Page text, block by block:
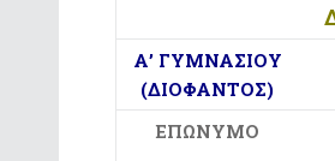
Α’ ΓΥΜΝΑΣΙΟΥ
(ΔΙΟΦΑΝΤΟΣ)
ΕΠΩΝΥΜΟ